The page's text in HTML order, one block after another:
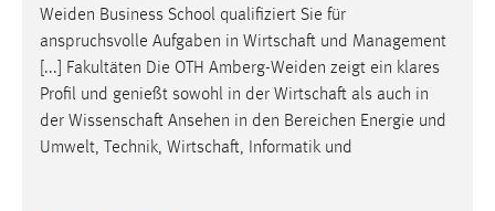
Weiden Business School qualifiziert Sie für
anspruchsvolle Aufgaben in Wirtschaft und Management
[...] Fakultäten Die OTH Amberg-Weiden zeigt ein klares
Profil und genießt sowohl in der Wirtschaft als auch in
der Wissenschaft Ansehen in den Bereichen Energie und
Umwelt, Technik, Wirtschaft, Informatik und
5e9dbeb1811c0446 = Sitzungslaufzeit, mibew_locale = 3
Jahre, MIBEW_UserID = 1 Jahr
Login
Name: